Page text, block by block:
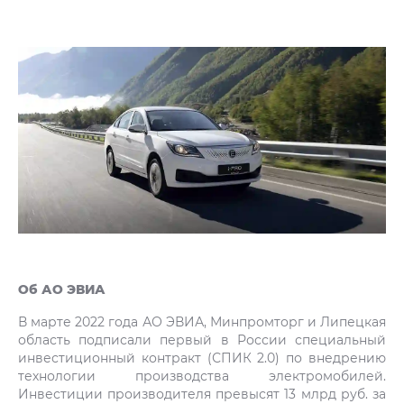
Об АО ЭВИА
В марте 2022 года АО ЭВИА, Минпромторг и Липецкая
область подписали первый в России специальный
инвестиционный контракт (СПИК 2.0) по внедрению
технологии производства электромобилей.
Инвестиции производителя превысят 13 млрд руб. за